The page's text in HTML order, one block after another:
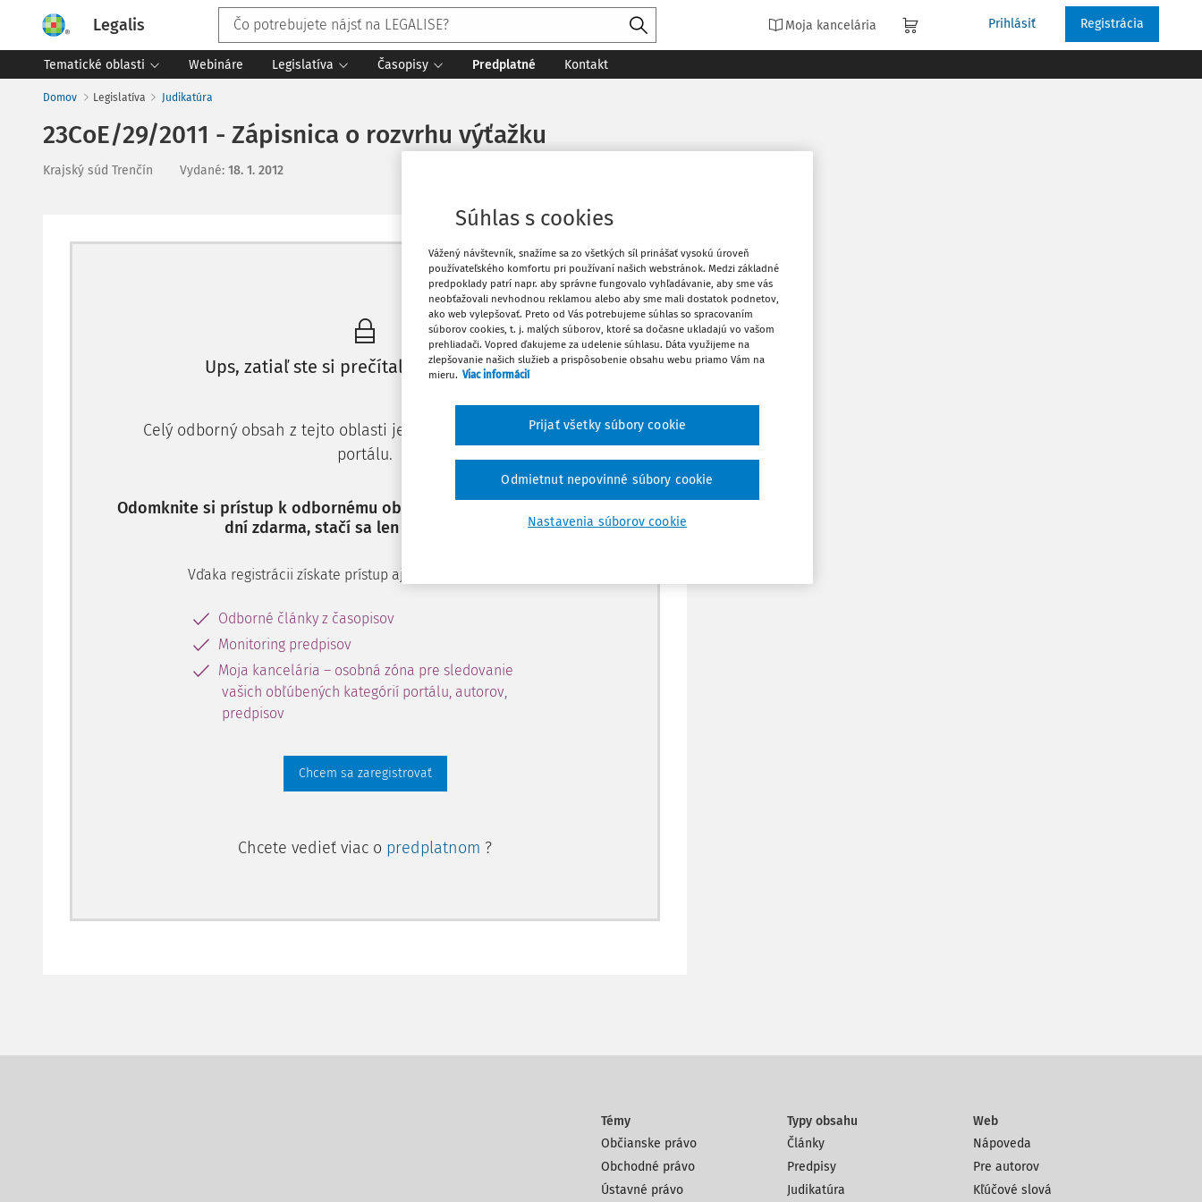
Legalis Moja kancelária Prihlásiť Registrácia
Tematické oblasti Webináre Legislatíva Časopisy Predplatné Kontakt
Domov Legislatíva Judikatúra
23CoE/29/2011 - Zápisnica o rozvrhu výťažku
Krajský súd Trenčín Vydané: 18. 1. 2012
Máte predplatné? Prihláste sa
Ups, zatiaľ ste si prečítali len začiatok...
Celý odborný obsah z tejto oblasti je dostupný predplatiteľom
portálu.
Odomknite si prístup k odbornému obsahu a získajte prístup na 10
dní zdarma, stačí sa len zaregistrovať.
Vďaka registrácii získate prístup aj k vybranému obsahu:
Odborné články z časopisov
Monitoring predpisov
Moja kancelária – osobná zóna pre sledovanie
vašich obľúbených kategórií portálu, autorov,
predpisov
Chcem sa zaregistrovať
Chcete vedieť viac o predplatnom ?
Vytlačiť
Obľúbené
Stiahnuť
Témy
Občianske právo
Obchodné právo
Ústavné právo
Typy obsahu
Články
Predpisy
Judikatúra
Web
Nápoveda
Pre autorov
Kľúčové slová
Súhlas s cookies
Vážený návštevník, snažíme sa zo všetkých síl prinášať vysokú úroveň
používateľského komfortu pri používaní našich webstránok. Medzi základné
predpoklady patrí napr. aby správne fungovalo vyhľadávanie, aby sme vás
neobťažovali nevhodnou reklamou alebo aby sme mali dostatok podnetov,
ako web vylepšovať. Preto od Vás potrebujeme súhlas so spracovaním
súborov cookies, t. j. malých súborov, ktoré sa dočasne ukladajú vo vašom
prehliadači. Vopred ďakujeme za udelenie súhlasu. Dáta využijeme na
zlepšovanie našich služieb a prispôsobenie obsahu webu priamo Vám na
mieru. Viac informácií
Nastavenia súborov cookie
Odmietnut nepovinné súbory cookie
Prijať všetky súbory cookie